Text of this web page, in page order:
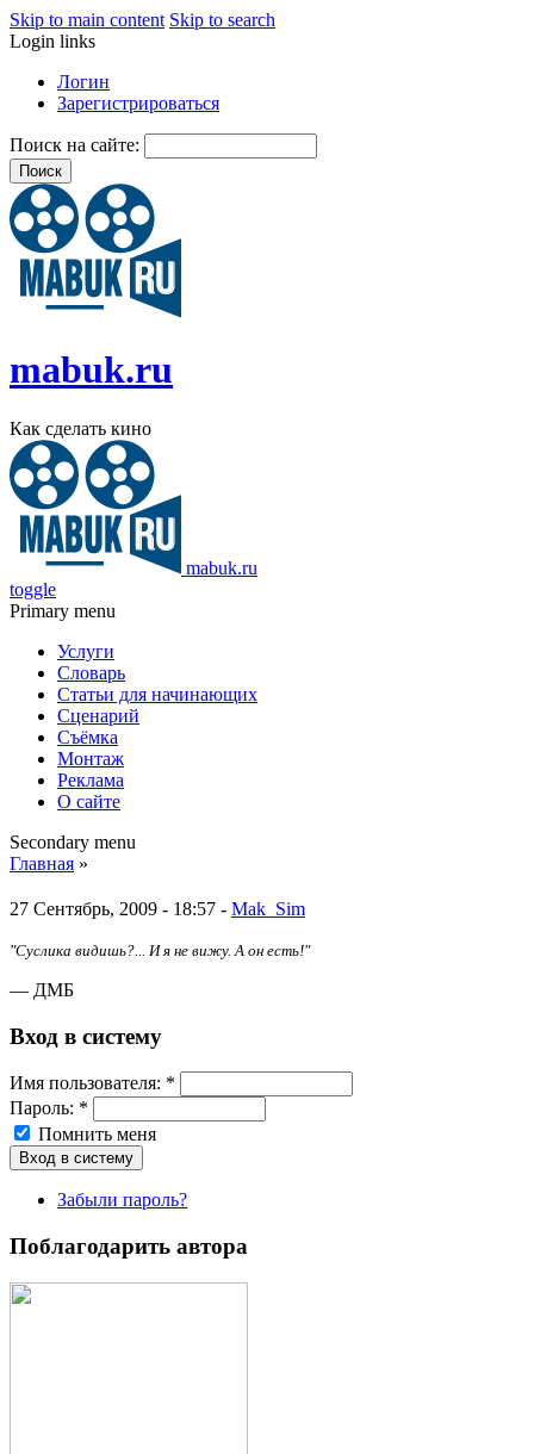
Skip to main content Skip to search
Login links
Логин
Зарегистрироваться
Поиск на сайте:
mabuk.ru
Как сделать кино
mabuk.ru
toggle
Primary menu
Услуги
Словарь
Статьи для начинающих
Сценарий
Съёмка
Монтаж
Реклама
О сайте
Secondary menu
Главная »
27 Сентябрь, 2009 - 18:57 - Mak_Sim
"Суслика видишь?... И я не вижу. А он есть!"
— ДМБ
Вход в систему
Имя пoльзовaтeля: *
Пароль: *
Помнить меня
Забыли пароль?
Поблагодарить автора